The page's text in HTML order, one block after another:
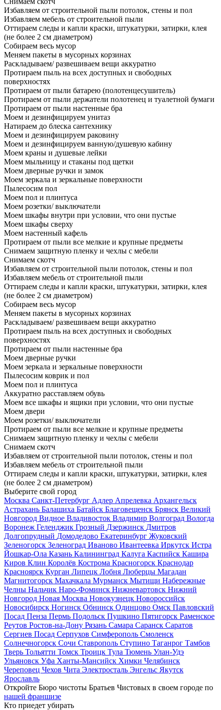
Избавляем от строительной пыли потолок, стены и пол
Избавляем мебель от строительной пыли
Оттираем следы и капли краски, штукатурки, затирки, клея
(не более 2 см диаметром)
Собираем весь мусор
Меняем пакеты в мусорных корзинах
Раскладываем/ развешиваем вещи аккуратно
Протираем пыль на всех доступных и свободных
поверхностях
Протираем от пыли батарею (полотенцесушитель)
Протираем от пыли держатели полотенец и туалетной бумаги
Протираем от пыли настенные бра
Моем и дезинфицируем унитаз
Натираем до блеска сантехнику
Моем и дезинфицируем раковину
Моем и дезинфицируем ванную/душевую кабину
Моем краны и душевые лейки
Моем мыльницу и стаканы под щетки
Моем дверные ручки и замок
Моем зеркала и зеркальные поверхности
Пылесосим пол
Моем пол и плинтуса
Моем розетки/ выключатели
Моем шкафы внутри при условии, что они пустые
Моем шкафы сверху
Моем настенный кафель
Протираем от пыли все мелкие и крупные предметы
Снимаем защитную пленку и чехлы с мебели
Снимаем скотч
Избавляем от строительной пыли потолок, стены и пол
Избавляем мебель от строительной пыли
Оттираем следы и капли краски, штукатурки, затирки, клея
(не более 2 см диаметром)
Собираем весь мусор
Меняем пакеты в мусорных корзинах
Раскладываем/ развешиваем вещи аккуратно
Протираем пыль на всех доступных и свободных
поверхностях
Протираем от пыли настенные бра
Моем дверные ручки
Моем зеркала и зеркальные поверхности
Пылесосим коврик и пол
Моем пол и плинтуса
Аккуратно расставляем обувь
Моем все шкафы и ящики при условии, что они пустые
Моем двери
Моем розетки/ выключатели
Протираем от пыли все мелкие и крупные предметы
Снимаем защитную пленку и чехлы с мебели
Снимаем скотч
Избавляем от строительной пыли потолок, стены и пол
Избавляем мебель от строительной пыли
Оттираем следы и капли краски, штукатурки, затирки, клея
(не более 2 см диаметром)
Выберите свой город
Москва Санкт-Петербург Адлер Апрелевка Архангельск
Астрахань Балашиха Батайск Благовещенск Брянск Великий
Новгород Видное Владивосток Владимир Волгоград Вологда
Воронеж Геленджик Грозный Дзержинск Дмитров
Долгопрудный Домодедово Екатеринбург Жуковский
Зеленогорск Зеленоград Иваново Ивантеевка Иркутск Истра
Йошкар-Ола Казань Калининград Калуга Каспийск Кашира
Киров Клин Королёв Кострома Красногорск Краснодар
Красноярск Курган Липецк Лобня Люберцы Магадан
Магнитогорск Махачкала Мурманск Мытищи Набережные
Челны Нальчик Наро-Фоминск Нижневартовск Нижний
Новгород Новая Москва Новокузнецк Новороссийск
Новосибирск Ногинск Обнинск Одинцово Омск Павловский
Посад Пенза Пермь Подольск Пушкино Пятигорск Раменское
Реутов Ростов-на-Дону Рязань Самара Саранск Саратов
Сергиев Посад Серпухов Симферополь Смоленск
Солнечногорск Сочи Ставрополь Ступино Таганрог Тамбов
Тверь Тольятти Томск Троицк Тула Тюмень Улан-Удэ
Ульяновск Уфа Ханты-Мансийск Химки Челябинск
Череповец Чехов Чита Электросталь Энгельс Якутск
Ярославль
Откройте Бюро чистоты Братьев Чистовых в своем городе по
нашей франшизе
Кто приедет убирать